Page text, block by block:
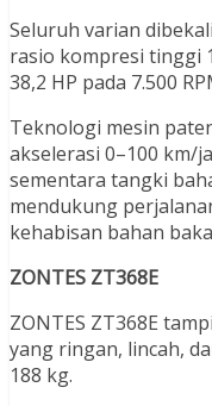
Seluruh varian
rasio kompresi tinggi
38,2 HP pada 7.500
Teknologi mesin
akselerasi 0–100 km/
sementara tangki
mendukung
kehabisan bahan
ZONTES ZT368E
ZONTES ZT368E
yang ringan, lincah,
188 kg.